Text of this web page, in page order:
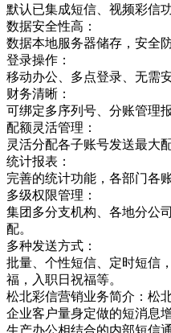
默认已集成短信、视频彩信
数据安全性高：
数据本地服务器储存，安全
登录操作：
移动办公、多点登录、无需
财务清晰：
可绑定多序列号、分账管理
配额灵活管理：
灵活分配各子账号发送最大
统计报表：
完善的统计功能，各部门各
多级权限管理：
集团多分支机构、各地分公
配。
多种发送方式：
批量、个性短信、定时短信
福，入职日祝福等。
松北彩信营销业务简介：松
企业客户量身定做的短消息
生产办公相结合的内部短信通